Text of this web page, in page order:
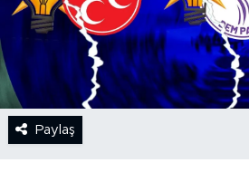
Paylaş
ANALİZ
NOSTALJİ
KULİS